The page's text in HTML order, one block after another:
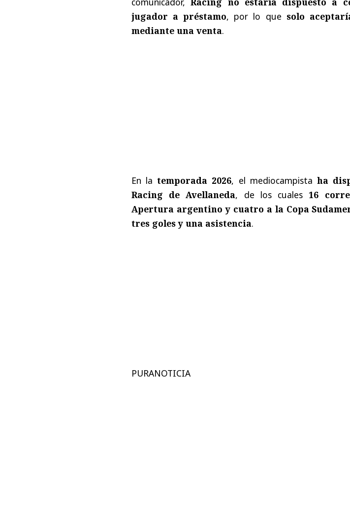
jugador a préstamo, por lo que solo
mediante una venta.
En latemporada 2026, el mediocampista ha
Racing de Avellaneda, de los cuales16
Apertura argentino y cuatro a la Copa
tres goles y una asistencia.
PURANOTICIA